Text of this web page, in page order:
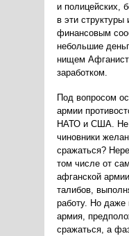
и полицейских,
в эти структуры
финансовым
небольшие
нищем
заработком.
Под вопросом
армии
НАТО и США. Не
чиновники
сражаться?
том числе от
афганской
талибов,
работу. Но даже
армия,
сражаться, а